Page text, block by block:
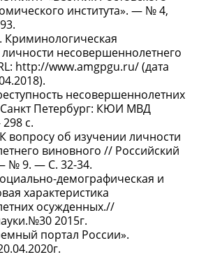
института». — № 4,
Криминологическая
личности несовершеннолетнего
http://www.amgpgu.ru/ (дата
несовершеннолетних
Петербург: КЮИ МВД
с.
вопросу об изучении личности
виновного // Российский
№ 9. — С. 32-34.
демографическая и
характеристика
осужденных.//
2015г.
портал России».